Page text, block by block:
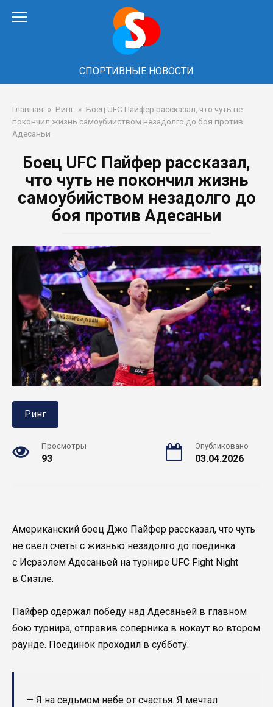
СПОРТИВНЫЕ НОВОСТИ
Главная » Ринг » Боец UFC Пайфер рассказал, что чуть не
покончил жизнь самоубийством незадолго до боя против
Адесаньи
Боец UFC Пайфер рассказал,
что чуть не покончил жизнь
самоубийством незадолго до
боя против Адесаньи
Ринг
Просмотры
93
Опубликовано
03.04.2026
Американский боец Джо Пайфер рассказал, что чуть
не свел счеты с жизнью незадолго до поединка
с Исраэлем Адесаньей на турнире UFC Fight Night
в Сиэтле.
Пайфер одержал победу над Адесаньей в главном
бою турнира, отправив соперника в нокаут во втором
раунде. Поединок проходил в субботу.
— Я на седьмом небе от счастья. Я мечтал